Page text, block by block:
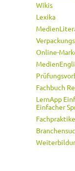
Wikis
Lexika
Online-
Fachbuch
LernApp
Einfacher